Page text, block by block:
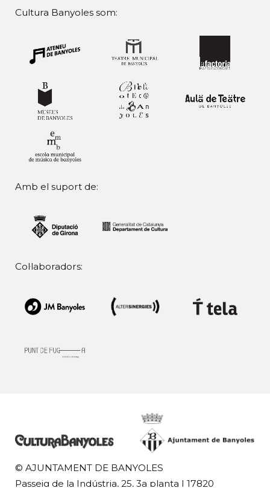
Cultura Banyoles som:
Amb el suport de:
Col·laboradors:
© AJUNTAMENT DE BANYOLES
Passeig de la Indústria, 25, 3a planta | 17820